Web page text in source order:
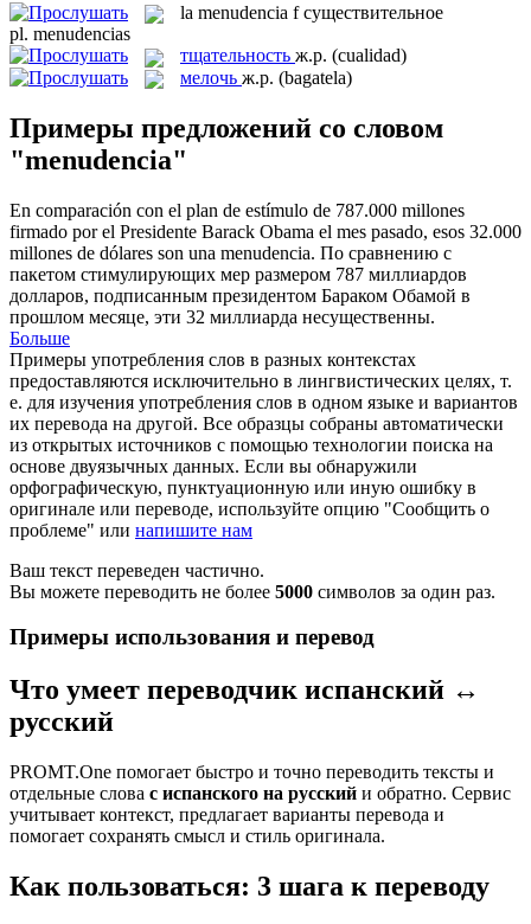
la menudencia f существительное
pl. menudencias
тщательность ж.р. (cualidad)
мелочь ж.р. (bagatela)
Примеры предложений со словом
"menudencia"
En comparación con el plan de estímulo de 787.000 millones
firmado por el Presidente Barack Obama el mes pasado, esos 32.000
millones de dólares son una menudencia. По сравнению с
пакетом стимулирующих мер размером 787 миллиардов
долларов, подписанным президентом Бараком Обамой в
прошлом месяце, эти 32 миллиарда несущественны.
Больше
Примеры употребления слов в разных контекстах
предоставляются исключительно в лингвистических целях, т.
е. для изучения употребления слов в одном языке и вариантов
их перевода на другой. Все образцы собраны автоматически
из открытых источников с помощью технологии поиска на
основе двуязычных данных. Если вы обнаружили
орфографическую, пунктуационную или иную ошибку в
оригинале или переводе, используйте опцию "Сообщить о
проблеме" или напишите нам
Ваш текст переведен частично.
Вы можете переводить не более 5000 символов за один раз.
Примеры использования и перевод
Что умеет переводчик испанский ↔
русский
PROMT.One помогает быстро и точно переводить тексты и
отдельные слова с испанского на русский и обратно. Сервис
учитывает контекст, предлагает варианты перевода и
помогает сохранять смысл и стиль оригинала.
Как пользоваться: 3 шага к переводу